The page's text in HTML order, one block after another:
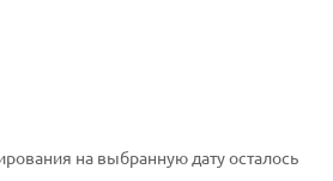
на выбранную дату осталось